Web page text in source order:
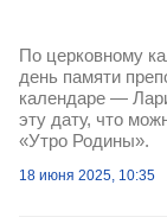
По церковному
день памяти
календаре —
эту дату, что
«Утро Родины».
18 июня 2025, 10:35